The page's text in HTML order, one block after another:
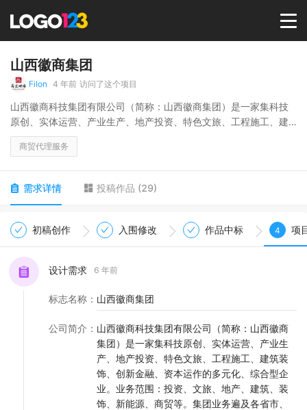
选择套餐→
商标版权
LOGO
山西徽商集团
FiIon 4 年前 访问了这个项目
山西徽商科技集团有限公司（简称：山西徽商集团）是一家集科技
原创、实体运营、产业生产、地产投资、特色文旅、工程施工、建
筑装饰、创新金融、资本运作的多元化、综合型企业。业务范围：
投资、文旅、地产、建筑、装饰、新能源、商贸等。集团业务遍及
企之本。
商贸代理服务
需求详情 投稿作品 (29)
初稿创作 入围修改 作品中标 4 项
设计需求 6 年前
标志名称 ： 山西徽商集团
公司简介 ： 山西徽商科技集团有限公司（简称：山西徽商
集团）是一家集科技原创、实体运营、产业生
产、地产投资、特色文旅、工程施工、建筑装
饰、创新金融、资本运作的多元化、综合型企
业。业务范围：投资、文旅、地产、建筑、装
饰、新能源、商贸等。集团业务遍及各省市、